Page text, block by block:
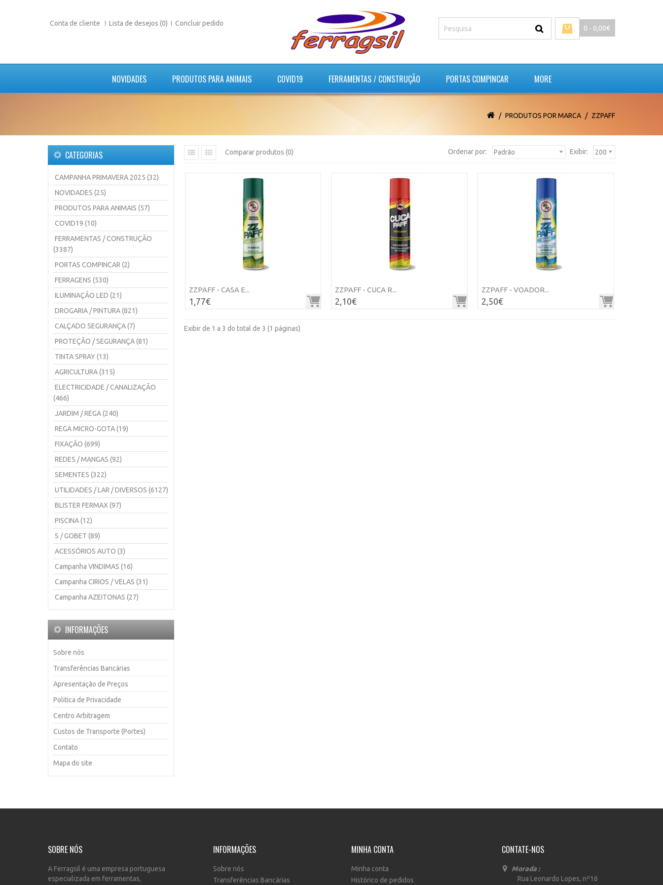
Conta de cliente Lista de desejos (0) Concluir pedido
0 - 0,00€
NOVIDADES PRODUTOS PARA ANIMAIS COVID19 FERRAMENTAS / CONSTRUÇÃO PORTAS COMPINCAR MORE
PRODUTOS POR MARCA ZZPAFF
CATEGORIAS
CAMPANHA PRIMAVERA 2025 (32)
NOVIDADES (25)
PRODUTOS PARA ANIMAIS (57)
COVID19 (10)
FERRAMENTAS / CONSTRUÇÃO
(3387)
PORTAS COMPINCAR (2)
FERRAGENS (530)
ILUMINAÇÃO LED (21)
DROGARIA / PINTURA (821)
CALÇADO SEGURANÇA (7)
PROTEÇÃO / SEGURANÇA (81)
TINTA SPRAY (13)
AGRICULTURA (315)
ELECTRICIDADE / CANALIZAÇÃO
(466)
JARDIM / REGA (240)
REGA MICRO-GOTA (19)
FIXAÇÃO (699)
REDES / MANGAS (92)
SEMENTES (322)
UTILIDADES / LAR / DIVERSOS (6127)
BLISTER FERMAX (97)
PISCINA (12)
S / GOBET (89)
ACESSÓRIOS AUTO (3)
Campanha VINDIMAS (16)
Campanha CIRIOS / VELAS (31)
Campanha AZEITONAS (27)
INFORMAÇÕES
Sobre nós
Transferências Bancárias
Apresentação de Preços
Politica de Privacidade
Centro Arbitragem
Custos de Transporte (Portes)
Contato
Mapa do site
Comparar produtos (0) 200
Exibir:
Padrão
Ordenar por:
ZZPAFF - CASA E...
1,77€
ZZPAFF - CUCA R...
2,10€
ZZPAFF - VOADOR...
2,50€
Exibir de 1 a 3 do total de 3 (1 páginas)
SOBRE NÓS
A Ferragsil é uma empresa portuguesa
especializada em ferramentas,
INFORMAÇÕES
Sobre nós
Transferências Bancárias
MINHA CONTA
Minha conta
Histórico de pedidos
CONTATE-NOS
Morada :
Rua Leonardo Lopes, nº16